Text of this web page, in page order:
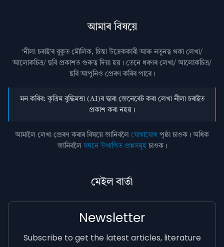
আমাৰ বিষয়ে
‘নীলা চৰাই’ৰ বুকুত মৌলিক, চিন্তা উদ্রেককাৰী আৰু নতুনত্ব থকা লেখা/
আলোকচিত্ৰ/ ছবি প্রকাশত গুৰুত্ব দিয়া হয়। তেনে ধৰণৰ লেখা/ আলোকচিত্ৰ/
ছবি আপুনিও প্রেৰণ কৰিব পাৰে।
মন কৰিব: কৃত্ৰিম বুদ্ধিমত্তা (AI)ৰ দ্বাৰা জেনেৰেট কৰা লেখা নীলা চৰাইত
প্ৰকাশ কৰা নহয়।
আমালৈ লেখা প্ৰেৰণ কৰাৰ বিষয়ে জানিবলৈ যোগাযোগ পৃষ্ঠা চাওক। অধিক
জানিবলৈসঘনে উত্থাপিত প্ৰশ্নসমূহচাওক।
মেইল বাৰ্তা
Newsletter
Subscribe to get the latest articles, literature